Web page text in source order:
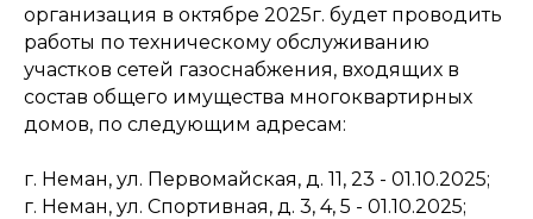
организация в октябре 2025г. будет проводить
работы по техническому обслуживанию
участков сетей газоснабжения, входящих в
состав общего имущества многоквартирных
домов, по следующим адресам:
г. Неман, ул. Первомайская, д. 11, 23 - 01.10.2025;
г. Неман, ул. Спортивная, д. 3, 4, 5 - 01.10.2025;